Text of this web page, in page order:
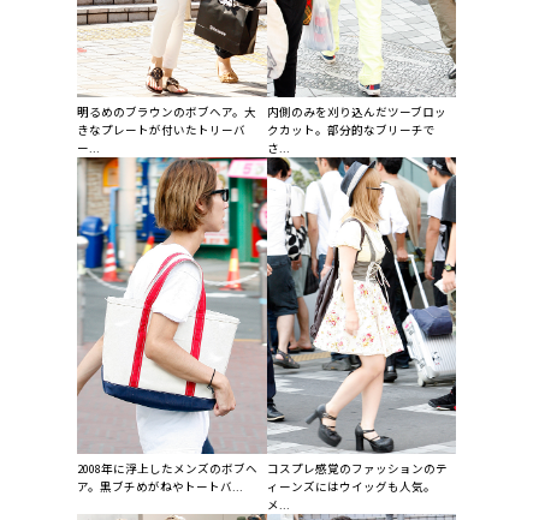
明るめのブラウンのボブヘア。大
きなプレートが付いたトリーバ
ー...
内側のみを刈り込んだツーブロッ
クカット。部分的なブリーチで
さ...
2008年に浮上したメンズのボブヘ
ア。黒ブチめがねやトートバ...
コスプレ感覚のファッションのテ
ィーンズにはウイッグも人気。
メ...